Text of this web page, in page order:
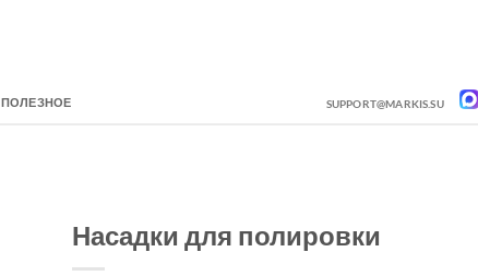
ПОЛЕЗНОЕ SUPPORT@MARKIS.SU
Насадки для полировки